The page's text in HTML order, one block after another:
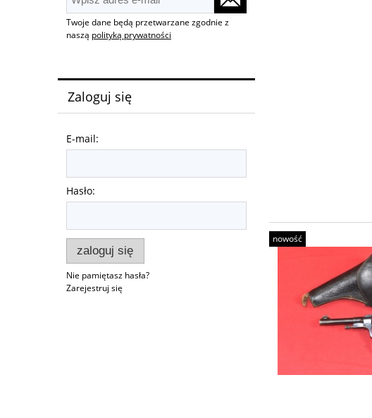
Twoje dane będą przetwarzane zgodnie z
naszą polityką prywatności
Zaloguj się
E-mail:
Hasło:
zaloguj się
Nie pamiętasz hasła?
Zarejestruj się
nowość